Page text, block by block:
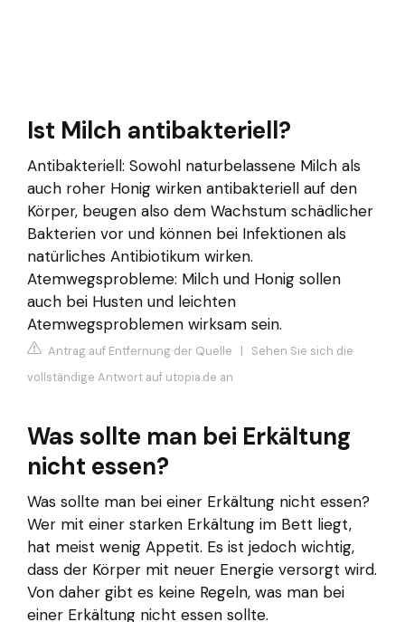
Ist Milch antibakteriell?
Antibakteriell: Sowohl naturbelassene Milch als
auch roher Honig wirken antibakteriell auf den
Körper, beugen also dem Wachstum schädlicher
Bakterien vor und können bei Infektionen als
natürliches Antibiotikum wirken.
Atemwegsprobleme: Milch und Honig sollen
auch bei Husten und leichten
Atemwegsproblemen wirksam sein.
Antrag auf Entfernung der Quelle | Sehen Sie sich die
vollständige Antwort auf utopia.de an
Was sollte man bei Erkältung
nicht essen?
Was sollte man bei einer Erkältung nicht essen?
Wer mit einer starken Erkältung im Bett liegt,
hat meist wenig Appetit. Es ist jedoch wichtig,
dass der Körper mit neuer Energie versorgt wird.
Von daher gibt es keine Regeln, was man bei
einer Erkältung nicht essen sollte.